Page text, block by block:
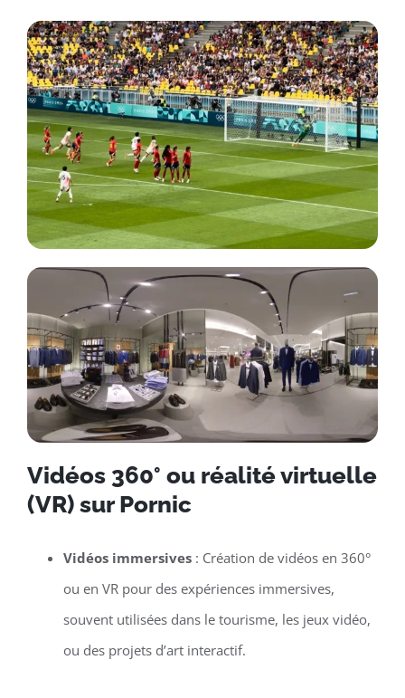
Vidéos 360° ou réalité virtuelle
(VR) sur Pornic
Vidéos immersives: Création de vidéos en 360°
ou en VR pour des expériences immersives,
souvent utilisées dans le tourisme, les jeux vidéo,
ou des projets d’art interactif.